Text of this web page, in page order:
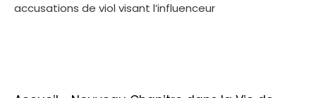
accusations de viol visant l’influenceur